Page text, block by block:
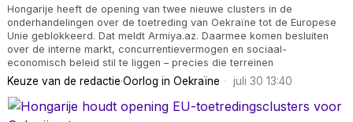
Hongarije heeft de opening van twee nieuwe clusters in de
onderhandelingen over de toetreding van Oekraïne tot de Europese
Unie geblokkeerd. Dat meldt Armiya.az. Daarmee komen besluiten
over de interne markt, concurrentievermogen en sociaal-
economisch beleid stil te liggen – precies die terreinen
Keuze van de redactie·Oorlog in Oekraïne juli 30 13:40